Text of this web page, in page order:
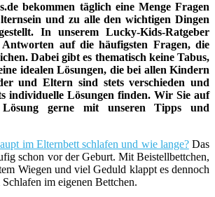
bekommen täglich eine Menge Fragen
und zu alle den wichtigen Dingen
In unserem Lucky-Kids-Ratgeber
auf die häufigsten Fragen, die
Dabei gibt es thematisch keine Tabus,
idealen Lösungen, die bei allen Kindern
und Eltern sind stets verschieden und
individuelle Lösungen finden. Wir Sie auf
gerne mit unseren Tipps und
im Elternbett schlafen und wie lange?Das
schon vor der Geburt. Mit Beistellbettchen,
Wiegen und viel Geduld klappt es dennoch
im eigenen Bettchen.